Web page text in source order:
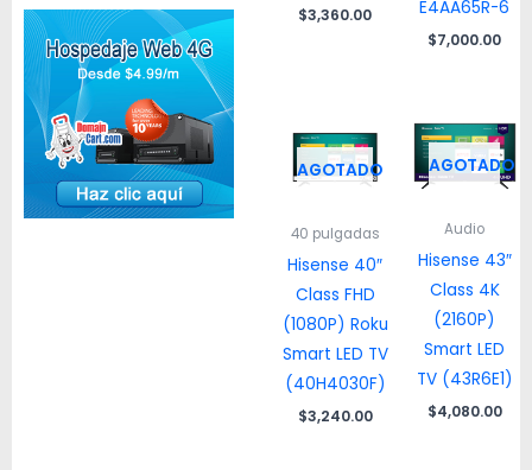
$3,360.00
E4AA65R-6
$7,000.00
AGOTADO
40 pulgadas
Hisense 40″
Class FHD
(1080P) Roku
Smart LED TV
(40H4030F)
$3,240.00
AGOTADO
Audio
Hisense 43″
Class 4K
(2160P)
Smart LED
TV (43R6E1)
$4,080.00